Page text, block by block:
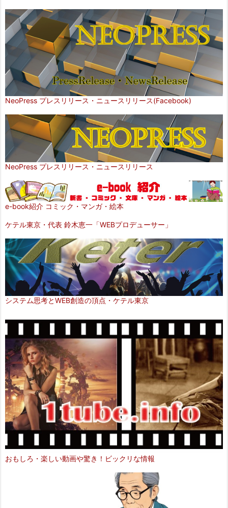
NeoPress プレスリリース・ニュースリリース(Facebook)
NeoPress プレスリリース・ニュースリリース
e-book紹介 コミック・マンガ・絵本
ケテル東京・代表 鈴木恵一「WEBプロデューサー」
システム思考とWEB創造の頂点・ケテル東京
おもしろ・楽しい動画や驚き！ビックリな情報